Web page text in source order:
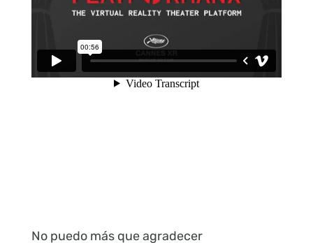
No puedo más que agradecer